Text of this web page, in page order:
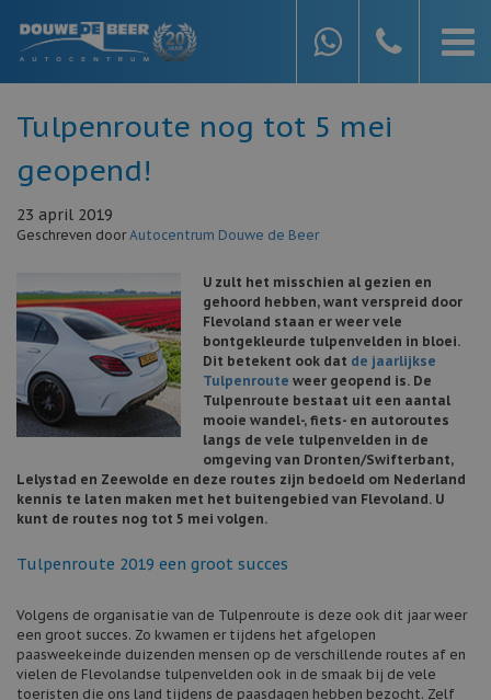
Tulpenroute nog tot 5 mei
geopend!
23 april 2019
Geschreven doorAutocentrum Douwe de Beer
U zult het misschien al gezien en
gehoord hebben, want verspreid door
Flevoland staan er weer vele
bontgekleurde tulpenvelden in bloei.
Dit betekent ook dat de jaarlijkse
Tulpenroute weer geopend is. De
Tulpenroute bestaat uit een aantal
mooie wandel-, fiets- en autoroutes
langs de vele tulpenvelden in de
omgeving van Dronten/Swifterbant,
Lelystad en Zeewolde en deze routes zijn bedoeld om Nederland
kennis te laten maken met het buitengebied van Flevoland. U
kunt de routes nog tot 5 mei volgen.
Tulpenroute 2019 een groot succes
Volgens de organisatie van de Tulpenroute is deze ook dit jaar weer
een groot succes. Zo kwamen er tijdens het afgelopen
paasweekeinde duizenden mensen op de verschillende routes af en
vielen de Flevolandse tulpenvelden ook in de smaak bij de vele
toeristen die ons land tijdens de paasdagen hebben bezocht. Zelf